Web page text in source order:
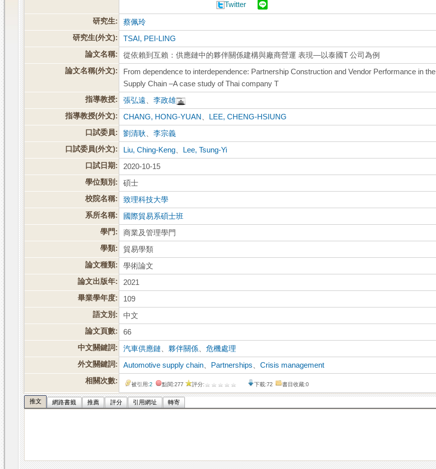
Twitter
研究生:
蔡佩玲
研究生(外文):
TSAI, PEI-LING
論文名稱:
從依賴到互賴：供應鏈中的夥伴關係建構與廠商營運 表現—以泰國T 公司為例
論文名稱(外文):
From dependence to interdependence: Partnership Construction and Vendor Performance in the
Supply Chain –A case study of Thai company T
指導教授:
張弘遠 、李政雄
指導教授(外文):
CHANG, HONG-YUAN
LEE, CHENG-HSIUNG
口試委員:
劉清耿 、李宗義
口試委員(外文):
Liu, Ching-Keng
Lee, Tsung-Yi
口試日期:
2020-10-15
學位類別:
碩士
校院名稱:
致理科技大學
系所名稱:
國際貿易系碩士班
學門:
商業及管理學門
學類:
貿易學類
論文種類:
學術論文
論文出版年:
2021
畢業學年度:
109
語文別:
中文
論文頁數:
66
中文關鍵詞:
汽車供應鏈 、夥伴關係 、危機處理
外文關鍵詞:
Automotive supply chain Partnerships 、Crisis management
相關次數:
被引用:2 點閱:277 評分: 下載:72 書目收藏:0
推文 網路書籤 推薦 評分 引用網址 轉寄